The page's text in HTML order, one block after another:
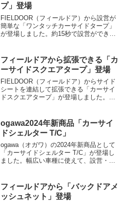
プ」登場
FIELDOOR（フィールドア）から設営が
簡単な「ワンタッチカーサイドタープ」
が登場しました。約15秒で設営ができる
をレビューします。
フィールドアから拡張できる「カ
ーサイドスクエアタープ」登場
FIELDOOR（フィールドア）からサイド
シートを連結して拡張できる「カーサイ
ドスクエアタープ」が登場しました。
す。詳細をレビューします。
ogawa2024年新商品「カーサイ
ドシェルター T/C」
ogawa（オガワ）の2024年新商品として
「カーサイドシェルター T/C」が登場し
ました。幅広い車種に使えて、設営・撤
ジョンが新たに加わりました。詳細をレ
ビューします。
フィールドアから「バックドアメ
ッシュネット」登場